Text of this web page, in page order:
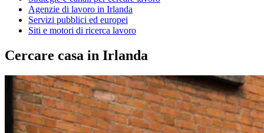
Agenzie di lavoro in Irlanda
Servizi pubblici ed europei
Siti e motori di ricerca lavoro
Cercare casa in Irlanda